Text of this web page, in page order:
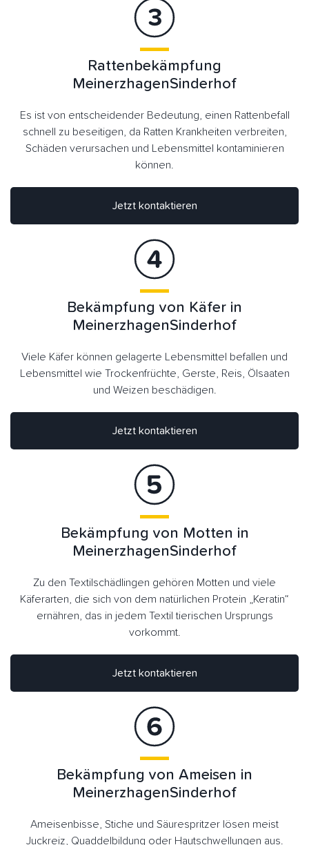
Rattenbekämpfung
MeinerzhagenSinderhof
Es ist von entscheidender Bedeutung, einen Rattenbefall
schnell zu beseitigen, da Ratten Krankheiten verbreiten,
Schäden verursachen und Lebensmittel kontaminieren
können.
Jetzt kontaktieren
Jetzt kontaktieren
Bekämpfung von Käfer in
MeinerzhagenSinderhof
Viele Käfer können gelagerte Lebensmittel befallen und
Lebensmittel wie Trockenfrüchte, Gerste, Reis, Ölsaaten
und Weizen beschädigen.
Bekämpfung von Motten in
MeinerzhagenSinderhof
Zu den Textilschädlingen gehören Motten und viele
Käferarten, die sich von dem natürlichen Protein „Keratin“
ernähren, das in jedem Textil tierischen Ursprungs
vorkommt.
Jetzt kontaktieren
Bekämpfung von Ameisen in
MeinerzhagenSinderhof
Ameisenbisse, Stiche und Säurespritzer lösen meist
Juckreiz, Quaddelbildung oder Hautschwellungen aus.